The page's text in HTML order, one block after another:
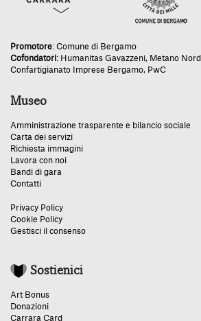
Promotore: Comune di Bergamo
Cofondatori: Humanitas Gavazzeni, Metano Nord
Confartigianato Imprese Bergamo, PwC
Museo
Amministrazione trasparente e bilancio sociale
Carta dei servizi
Richiesta immagini
Lavora con noi
Bandi di gara
Contatti
Privacy Policy
Cookie Policy
Gestisci il consenso
Sostienici
Art Bonus
Donazioni
Carrara Card